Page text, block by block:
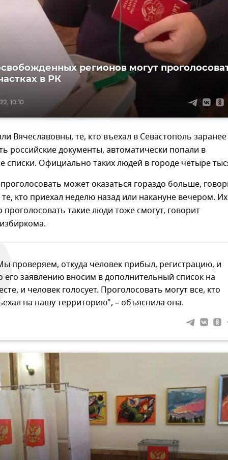
10:10
регионов могут
в РК
Вячеславовны, те, кто въехал в Севастополь
российские документы, автоматически попали в
списки. Официально таких людей в городе четыре
может оказаться гораздо больше,
кто приехал неделю назад или накануне вечером.
проголосовать такие люди тоже смогут, говорит
проверяем, откуда человек прибыл, регистрацию, и
его заявлению вносим в дополнительный список на
и человек голосует. Проголосовать могут все, кто
на нашу территорию", – объяснила она.